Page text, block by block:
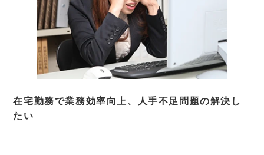
在宅勤務で業務効率向上、人手不足問題の解決し
たい